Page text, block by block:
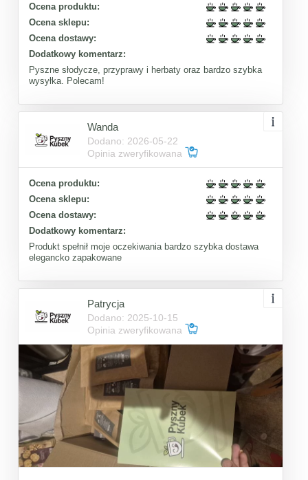
Ocena produktu:
Ocena sklepu:
Ocena dostawy:
Dodatkowy komentarz:
Pyszne słodycze, przyprawy i herbaty oraz bardzo szybka
wysyłka. Polecam!
Wanda
Dodano: 2026-05-22
Opinia zweryfikowana
Ocena produktu:
Ocena sklepu:
Ocena dostawy:
Dodatkowy komentarz:
Produkt spełnił moje oczekiwania bardzo szybka dostawa
elegancko zapakowane
Patrycja
Dodano: 2025-10-15
Opinia zweryfikowana